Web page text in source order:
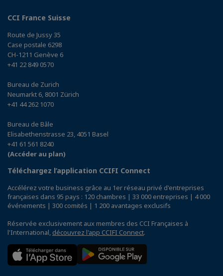
CCI France Suisse
Route de Jussy 35
Case postale 6298
CH-1211 Genève 6
+41 22 849 0570
Bureau de Zurich
Neumarkt 6, 8001 Zürich
+41 44 262 1070
Bureau de Bâle
Elisabethenstrasse 23, 4051 Basel
+41 61 561 8240
(Accéder au plan)
Téléchargez l’application CCIFI Connect
Accélérez votre business grâce au 1er réseau privé d'entreprises
françaises dans 95 pays : 120 chambres | 33 000 entreprises | 4 000
événements | 300 comités | 1 200 avantages exclusifs
Réservée exclusivement aux membres des CCI Françaises à
l'International, découvrez l'app CCIFI Connect.